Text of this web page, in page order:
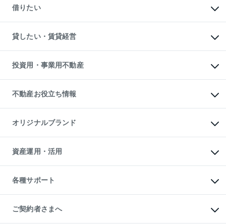
中古一戸建ての購入
不動産購入の流れ
注目キーワード物件特集
購入ガイド
English 繁体中文簡体中文
一戸建ての売却・査定
土地の売却・査定
スピードAI査定
不動産査定について
不動産売却の流れ
不動産買換えの流れ
売却ガイド
借りたい
オフィス・店舗の賃貸
借りるときの流れ
借りるガイド
貸したい・賃貸経営
マンション賃料データ
賃貸管理プラン
リロケーションについて
貸すガイド
投資用・事業用不動産
事業用不動産
マンション投資
投資用マンション
アパート経営
収益物件
ビル購入（ビル一棟）
投資用不動産の売却査定
事業用不動産の売却査定
不動産お役立ち情報
マンションライブラリー
人気マンションランキング
暮らしに役立つ不動産メディア
不動産相場・不動産価格情報
不動産コラム・ニュース
不動産用語集
不動産なんでもネット相談室
住まいの税金
オリジナルブランド
一棟リノベーションマンション
L`GENTE（ルジェンテ）
区分リノベーションマンション
投資用一棟レジデンスWELL
不動産小口投資
LEGACIA（レガシア）
資産運用・活用
不動産M&A
アセットマネジメント・出資
各種サポート
相続サポート
リフォームサポート
ご契約者さまへ